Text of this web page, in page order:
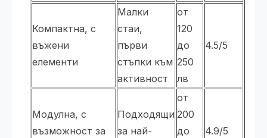
Компактна, с
въжени
елементи
Малки
стаи,
първи
стъпки към
активност
от
120
до
250
лв
4.5/5
Модулна, с
възможност за
Подходящи
за най-
от
200
до
4.9/5